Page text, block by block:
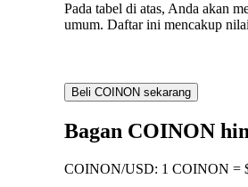
Pada tabel di atas, Anda akan
umum. Daftar ini mencakup
Beli COINON sekarang
Bagan COINON
COINON/USD: 1 COINON =